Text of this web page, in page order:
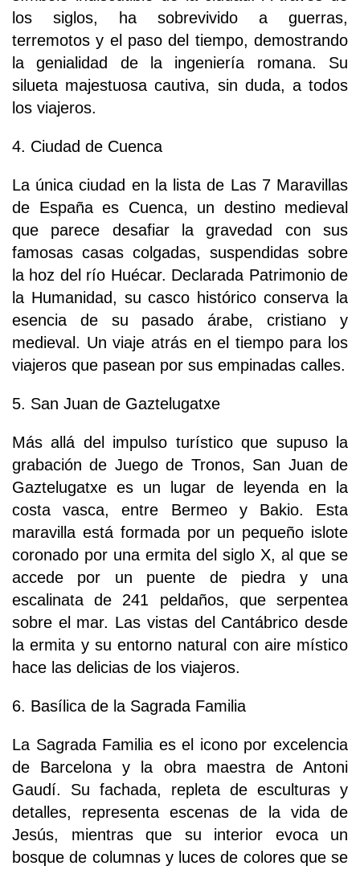
los siglos, ha sobrevivido a guerras,
terremotos y el paso del tiempo, demostrando
la genialidad de la ingeniería romana. Su
silueta majestuosa cautiva, sin duda, a todos
los viajeros.
4. Ciudad de Cuenca
La única ciudad en la lista de Las 7 Maravillas
de España es Cuenca, un destino medieval
que parece desafiar la gravedad con sus
famosas casas colgadas, suspendidas sobre
la hoz del río Huécar. Declarada Patrimonio de
la Humanidad, su casco histórico conserva la
esencia de su pasado árabe, cristiano y
medieval. Un viaje atrás en el tiempo para los
viajeros que pasean por sus empinadas calles.
5. San Juan de Gaztelugatxe
Más allá del impulso turístico que supuso la
grabación de Juego de Tronos, San Juan de
Gaztelugatxe es un lugar de leyenda en la
costa vasca, entre Bermeo y Bakio. Esta
maravilla está formada por un pequeño islote
coronado por una ermita del siglo X, al que se
accede por un puente de piedra y una
escalinata de 241 peldaños, que serpentea
sobre el mar. Las vistas del Cantábrico desde
la ermita y su entorno natural con aire místico
hace las delicias de los viajeros.
6. Basílica de la Sagrada Familia
La Sagrada Familia es el icono por excelencia
de Barcelona y la obra maestra de Antoni
Gaudí. Su fachada, repleta de esculturas y
detalles, representa escenas de la vida de
Jesús, mientras que su interior evoca un
bosque de columnas y luces de colores que se